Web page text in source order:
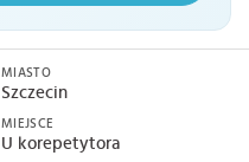
MIASTO
Szczecin
MIEJSCE
U korepetytora